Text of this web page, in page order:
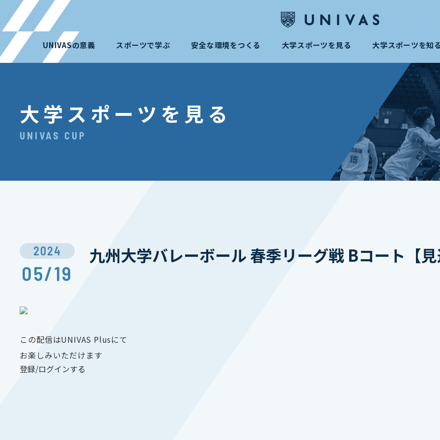
UNIVASの意義 スポーツで学ぶ 安全な環境をつくる 大学スポーツを見る 大学スポーツを知る
大学スポーツを見る
UNIVAS CUP
2024
05/19
九州⼤学バレーボール 春季リーグ戦 Bコート【見
この配信はUNIVAS Plusにて
お楽しみいただけます
登録/ログインする